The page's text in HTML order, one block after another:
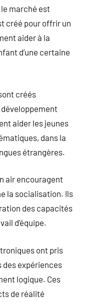
marché est
créé pour offrir un
aider à la
d’une certaine
créés
aider les jeunes
dans la
étrangères.
air encouragent
la socialisation. Ils
des capacités
d’équipe.
ont pris
des expériences
logique. Ces
de réalité